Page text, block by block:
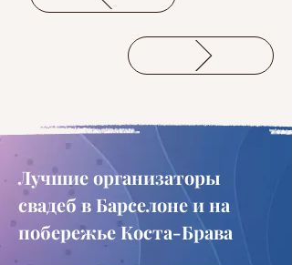
Лучшие организаторы
свадеб в Барселоне и на
побережье Коста-Брава